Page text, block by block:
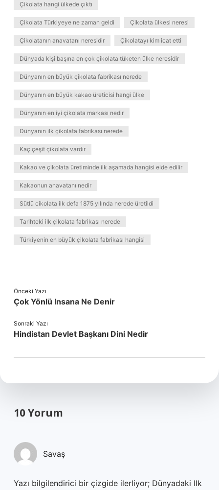
Çikolata hangi ülkede çıktı
Çikolata Türkiyeye ne zaman geldi Çikolata ülkesi neresi
Çikolatanın anavatanı neresidir Çikolatayı kim icat etti
Dünyada kişi başına en çok çikolata tüketen ülke neresidir
Dünyanın en büyük çikolata fabrikası nerede
Dünyanın en büyük kakao üreticisi hangi ülke
Dünyanın en iyi çikolata markası nedir
Dünyanın ilk çikolata fabrikası nerede
Kaç çeşit çikolata vardır
Kakao ve çikolata üretiminde ilk aşamada hangisi elde edilir
Kakaonun anavatanı nedir
Sütlü cikolata ilk defa 1875 yılında nerede üretildi
Tarihteki ilk çikolata fabrikası nerede
Türkiyenin en büyük çikolata fabrikası hangisi
Önceki Yazı
Çok Yönlü Insana Ne Denir
Sonraki Yazı
Hindistan Devlet Başkanı Dini Nedir
10 Yorum
Savaş
Yazı bilgilendirici bir çizgide ilerliyor; Dünyadaki Ilk